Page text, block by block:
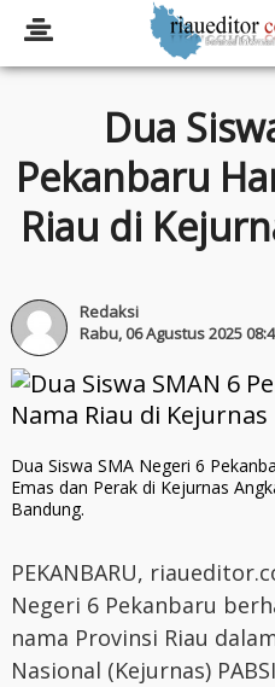
Dua
Pekanbaru
Riau di
Redaksi
Rabu, 06 Agustus 2025
Dua Siswa SMA Negeri 6
Emas dan Perak di Kejurnas
Bandung.
PEKANBARU,
Negeri 6 Pekanbaru
nama Provinsi Riau
Nasional (Kejurnas)